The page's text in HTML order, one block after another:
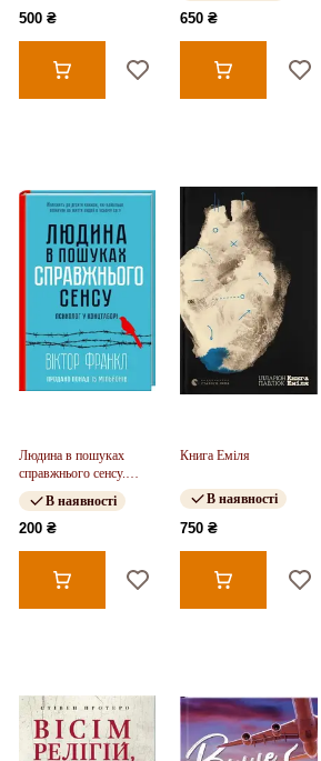
500 ₴ 650 ₴
Людина в пошуках
справжнього сенсу.
Психолог у концтаборі
В наявності
200 ₴
Книга Еміля
В наявності
750 ₴